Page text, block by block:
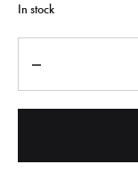
In stock